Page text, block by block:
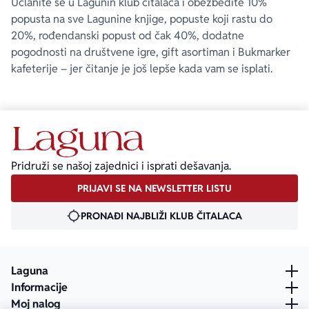
popusta na sve Lagunine knjige, popuste koji rastu do
20%, rođendanski popust od čak 40%, dodatne
pogodnosti na društvene igre, gift asortiman i Bukmarker
kafeterije – jer čitanje je još lepše kada vam se isplati.
Pridruži se našoj zajednici i isprati dešavanja.
PRIJAVI SE NA NEWSLETTER LISTU
PRONAĐI NAJBLIŽI KLUB ČITALACA
Laguna
Informacije
Moj nalog